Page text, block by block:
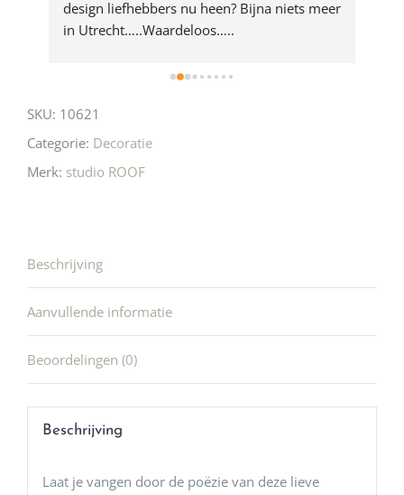
design liefhebbers nu heen? Bijna niets meer
in Utrecht…..Waardeloos…..
SKU: 10621
Categorie: Decoratie
Merk: studio ROOF
Beschrijving
Aanvullende informatie
Beoordelingen (0)
Beschrijving
Laat je vangen door de poëzie van deze lieve